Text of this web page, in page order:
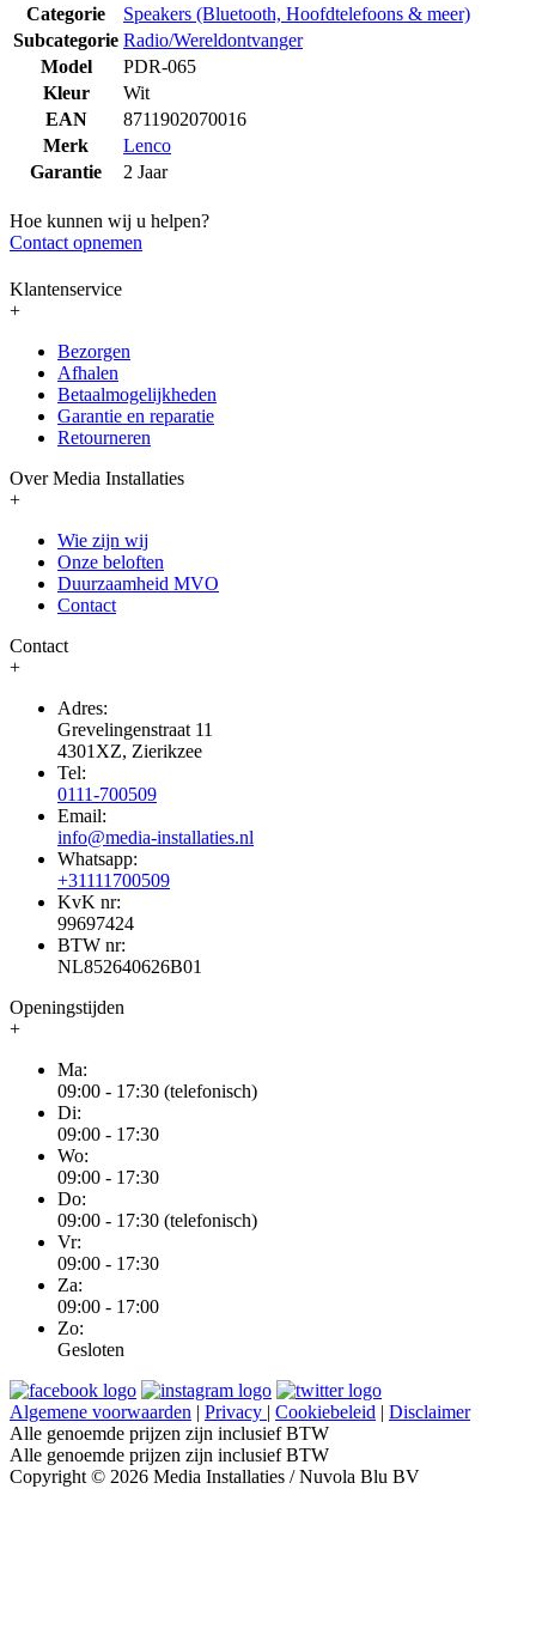
Categorie
Speakers (Bluetooth, Hoofdtelefoons & meer)
Subcategorie Radio/Wereldontvanger
Model
PDR-065
Kleur
Wit
EAN
8711902070016
Merk
Lenco
Garantie
2 Jaar
Hoe kunnen wij u helpen?
Contact opnemen
Klantenservice
+
Bezorgen
Afhalen
Betaalmogelijkheden
Garantie en reparatie
Retourneren
Over Media Installaties
+
Wie zijn wij
Onze beloften
Duurzaamheid MVO
Contact
Contact
+
Adres:
Grevelingenstraat 11
4301XZ, Zierikzee
Tel:
0111-700509
Email:
info@media-installaties.nl
Whatsapp:
+31111700509
KvK nr:
99697424
BTW nr:
NL852640626B01
Openingstijden
+
Ma:
09:00 - 17:30 (telefonisch)
Di:
09:00 - 17:30
Wo:
09:00 - 17:30
Do:
09:00 - 17:30 (telefonisch)
Vr:
09:00 - 17:30
Za:
09:00 - 17:00
Zo:
Gesloten
Algemene voorwaarden | Privacy | Cookiebeleid | Disclaimer
Alle genoemde prijzen zijn inclusief BTW
Alle genoemde prijzen zijn inclusief BTW
Copyright © 2026 Media Installaties / Nuvola Blu BV